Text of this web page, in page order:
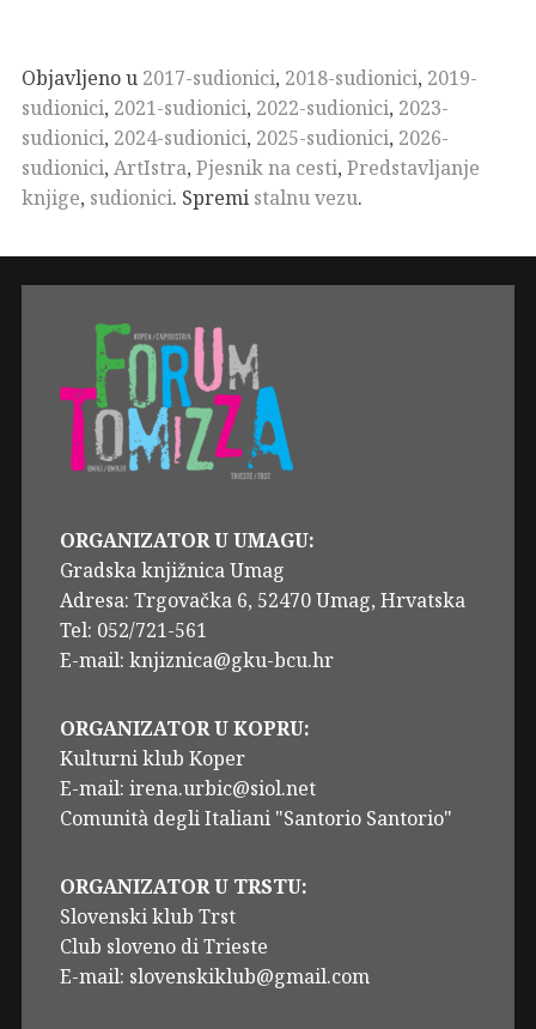
Objavljeno u 2017-sudionici, 2018-sudionici, 2019-
sudionici, 2021-sudionici, 2022-sudionici, 2023-
sudionici, 2024-sudionici, 2025-sudionici, 2026-
sudionici, ArtIstra, Pjesnik na cesti, Predstavljanje
knjige, sudionici. Spremi stalnu vezu.
ORGANIZATOR U UMAGU:
Gradska knjižnica Umag
Adresa: Trgovačka 6, 52470 Umag, Hrvatska
Tel: 052/721-561
E-mail: knjiznica@gku-bcu.hr
ORGANIZATOR U KOPRU:
Kulturni klub Koper
E-mail: irena.urbic@siol.net
Comunità degli Italiani "Santorio Santorio"
ORGANIZATOR U TRSTU:
Slovenski klub Trst
Club sloveno di Trieste
E-mail: slovenskiklub@gmail.com